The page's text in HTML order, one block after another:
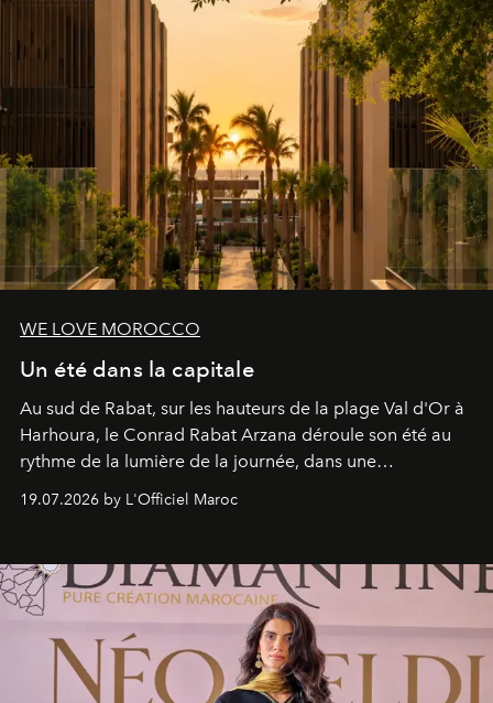
WE LOVE MOROCCO
Un été dans la capitale
Au sud de Rabat, sur les hauteurs de la plage Val d'Or à
Harhoura, le Conrad Rabat Arzana déroule son été au
rythme de la lumière de la journée, dans une
rendez-vous avec l’océan.
19.07.2026 by L'Officiel Maroc